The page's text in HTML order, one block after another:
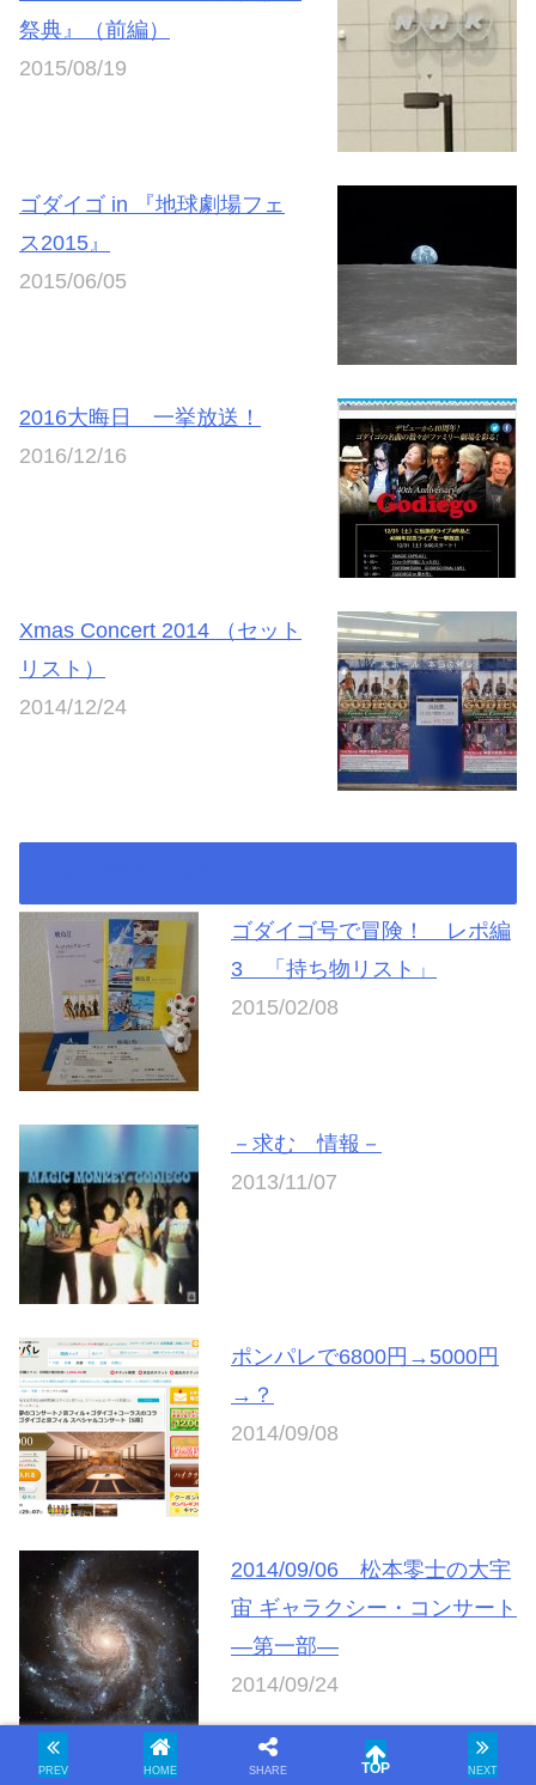
祭典』（前編）
2015/08/19
ゴダイゴ in 『地球劇場フェ
ス2015』
2015/06/05
2016大晦日 一挙放送！
2016/12/16
Xmas Concert 2014 （セット
リスト）
2014/12/24
ゴダイゴ号で冒険！ レポ編
3 「持ち物リスト」
2015/02/08
－求む 情報－
2013/11/07
ポンパレで6800円→5000円
→？
2014/09/08
2014/09/06 松本零士の大宇
宙 ギャラクシー・コンサート
―第一部―
2014/09/24
PREV HOME SHARE NEXT